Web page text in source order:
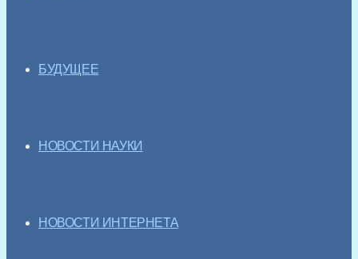
БУДУЩЕЕ
НОВОСТИ НАУКИ
НОВОСТИ ИНТЕРНЕТА